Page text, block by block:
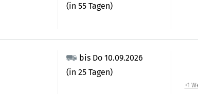
(in 55 Tagen)
bis Do 10.09.2026
(in 25 Tagen)
+1